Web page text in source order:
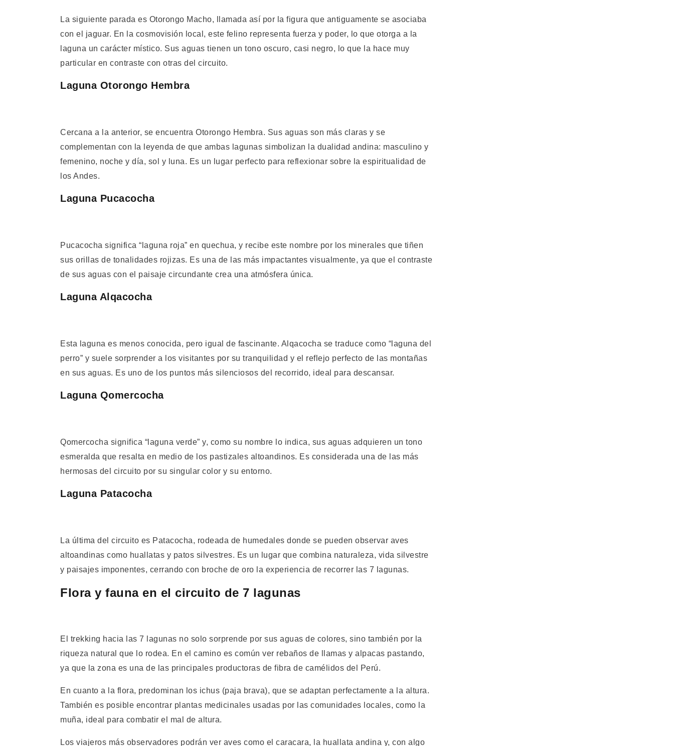
La siguiente parada es Otorongo Macho, llamada así por la figura que antiguamente se asociaba
con el jaguar. En la cosmovisión local, este felino representa fuerza y poder, lo que otorga a la
laguna un carácter místico. Sus aguas tienen un tono oscuro, casi negro, lo que la hace muy
particular en contraste con otras del circuito.
Laguna Otorongo Hembra
Cercana a la anterior, se encuentra Otorongo Hembra. Sus aguas son más claras y se
complementan con la leyenda de que ambas lagunas simbolizan la dualidad andina: masculino y
femenino, noche y día, sol y luna. Es un lugar perfecto para reflexionar sobre la espiritualidad de
los Andes.
Laguna Pucacocha
Pucacocha significa “laguna roja” en quechua, y recibe este nombre por los minerales que tiñen
sus orillas de tonalidades rojizas. Es una de las más impactantes visualmente, ya que el contraste
de sus aguas con el paisaje circundante crea una atmósfera única.
Laguna Alqacocha
Esta laguna es menos conocida, pero igual de fascinante. Alqacocha se traduce como “laguna del
perro” y suele sorprender a los visitantes por su tranquilidad y el reflejo perfecto de las montañas
en sus aguas. Es uno de los puntos más silenciosos del recorrido, ideal para descansar.
Laguna Qomercocha
Qomercocha significa “laguna verde” y, como su nombre lo indica, sus aguas adquieren un tono
esmeralda que resalta en medio de los pastizales altoandinos. Es considerada una de las más
hermosas del circuito por su singular color y su entorno.
Laguna Patacocha
La última del circuito es Patacocha, rodeada de humedales donde se pueden observar aves
altoandinas como huallatas y patos silvestres. Es un lugar que combina naturaleza, vida silvestre
y paisajes imponentes, cerrando con broche de oro la experiencia de recorrer las 7 lagunas.
Flora y fauna en el circuito de 7 lagunas
El trekking hacia las 7 lagunas no solo sorprende por sus aguas de colores, sino también por la
riqueza natural que lo rodea. En el camino es común ver rebaños de llamas y alpacas pastando,
ya que la zona es una de las principales productoras de fibra de camélidos del Perú.
En cuanto a la flora, predominan los ichus (paja brava), que se adaptan perfectamente a la altura.
También es posible encontrar plantas medicinales usadas por las comunidades locales, como la
muña, ideal para combatir el mal de altura.
Los viajeros más observadores podrán ver aves como el caracara, la huallata andina y, con algo